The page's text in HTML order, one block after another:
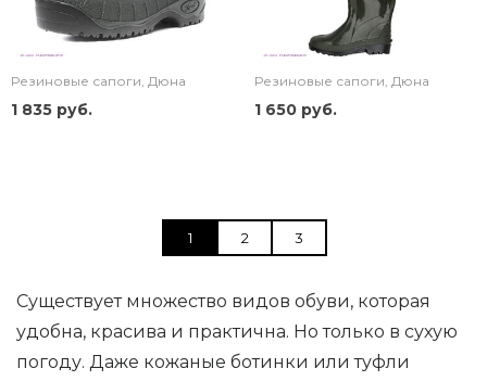
Резиновые сапоги, Дюна
1 835 руб.
Резиновые сапоги, Дюна
1 650 руб.
1 2 3
Существует множество видов обуви, которая
удобна, красива и практична. Но только в сухую
погоду. Даже кожаные ботинки или туфли